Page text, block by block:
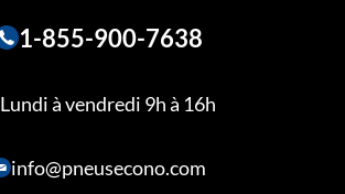
1-855-900-7638
Lundi à vendredi 9h à 16h
info@pneusecono.com